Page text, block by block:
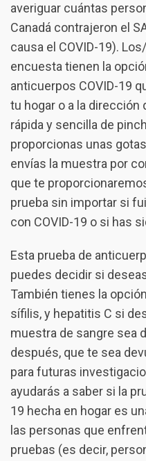
averiguar cuántas
Canadá contrajeron el
causa el COVID-19).
encuesta tienen la
anticuerpos COVID-19
tu hogar o a la dirección
rápida y sencilla de
proporcionas unas
envías la muestra por
que te
prueba sin importar si
con COVID-19 o si has
Esta prueba de
puedes decidir si
También tienes la
sífilis, y hepatitis C si
muestra de sangre sea
después, que te sea
para futuras
ayudarás a saber si la
19 hecha en hogar es
las personas que
pruebas (es decir,